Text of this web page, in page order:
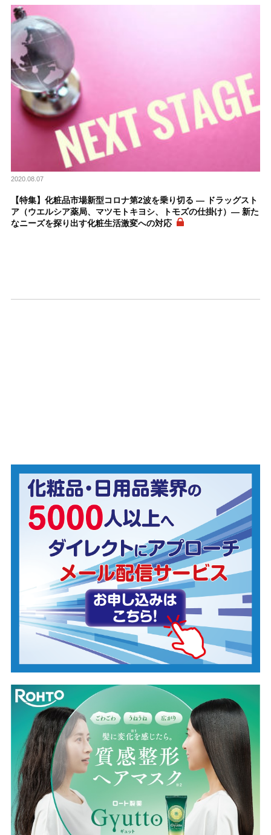
2020.08.07
【特集】化粧品市場新型コロナ第2波を乗り切る ― ドラッグスト
ア（ウエルシア薬局、マツモトキヨシ、トモズの仕掛け）― 新た
なニーズを探り出す化粧生活激変への対応